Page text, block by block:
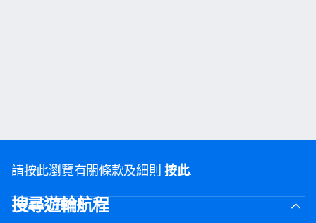
請按此瀏覽有關條款及細則按此.
搜尋遊輪航程